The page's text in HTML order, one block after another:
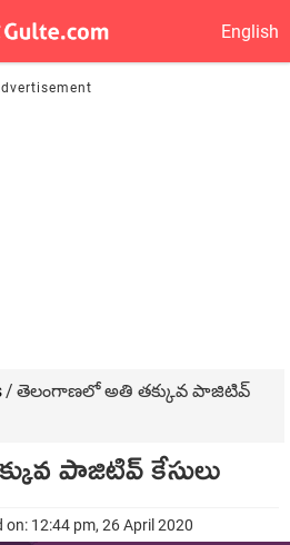
English
/ తెలంగాణలో అతి తక్కువ పాజిటివ్
పాజిటివ్ కేసులు
on: 12:44 pm, 26 April 2020